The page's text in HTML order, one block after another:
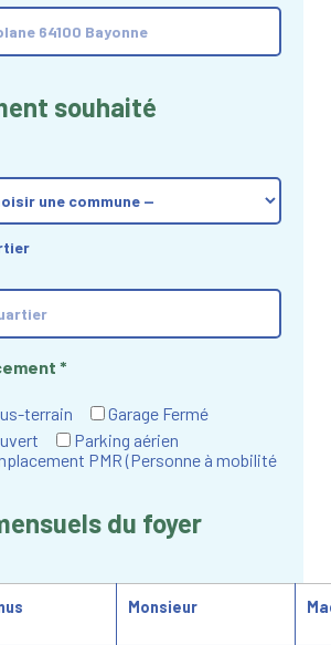
souhaité
*
terrain
Garage Fermé
Parking aérien
PMR (Personne à mobilité
du foyer
Monsieur